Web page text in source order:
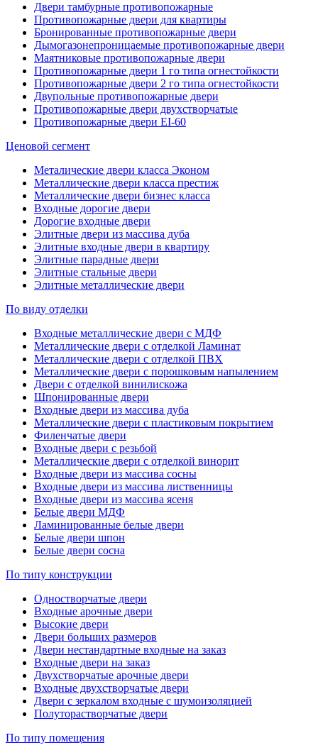
Двери тамбурные противопожарные
Противопожарные двери для квартиры
Бронированные противопожарные двери
Дымогазонепроницаемые противопожарные двери
Маятниковые противопожарные двери
Противопожарные двери 1 го типа огнестойкости
Противопожарные двери 2 го типа огнестойкости
Двупольные противопожарные двери
Противопожарные двери двухстворчатые
Противопожарные двери EI-60
Ценовой сегмент
Металические двери класса Эконом
Металлические двери класса престиж
Металлические двери бизнес класса
Входные дорогие двери
Дорогие входные двери
Элитные двери из массива дуба
Элитные входные двери в квартиру
Элитные парадные двери
Элитные стальные двери
Элитные металлические двери
По виду отделки
Входные металлические двери с МДФ
Металлические двери с отделкой Ламинат
Металлические двери с отделкой ПВХ
Металлические двери с порошковым напылением
Двери с отделкой винилискожа
Шпонированные двери
Входные двери из массива дуба
Металлические двери с пластиковым покрытием
Филенчатые двери
Входные двери с резьбой
Металлические двери с отделкой винорит
Входные двери из массива сосны
Входные двери из массива лиственницы
Входные двери из массива ясеня
Белые двери МДФ
Ламинированные белые двери
Белые двери шпон
Белые двери сосна
По типу конструкции
Одностворчатые двери
Входные арочные двери
Высокие двери
Двери больших размеров
Двери нестандартные входные на заказ
Входные двери на заказ
Двухстворчатые арочные двери
Входные двухстворчатые двери
Двери с зеркалом входные с шумоизоляцией
Полуторастворчатые двери
По типу помещения